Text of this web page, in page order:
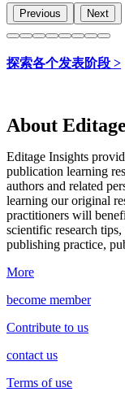
Previous Next
探索各个发表阶段 >
About
Editage Insights
publication learning
authors and related
learning our original
practitioners will
scientific research
publishing practice,
More
become member
Contribute to us
contact us
Terms of use